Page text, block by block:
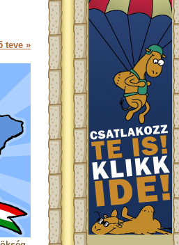
teve »